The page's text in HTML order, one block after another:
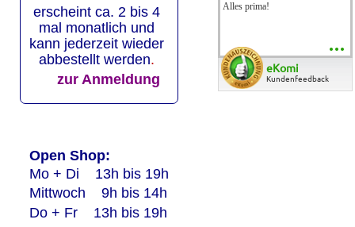
Open Shop:
Mo + Di    13h bis 19h
Mittwoch    9h bis 14h
Do + Fr    13h bis 19h
Alles prima!
eKomi
Kundenfeedback
Alles prima!
eKomi
Kundenfeedback
erscheint ca. 2 bis 4
mal monatlich und
kann jederzeit wieder
abbestellt werden.
zur Anmeldung